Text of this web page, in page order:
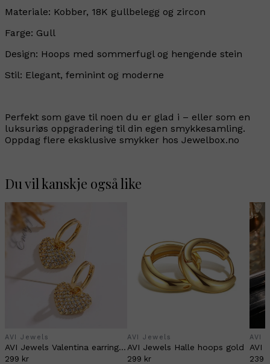
Materiale: Kobber, 18K gullbelegg og zircon
Farge: Gull
Design: Hoops med sommerfugl og hengende stein
Stil: Elegant, feminint og moderne
Perfekt som gave til noen du er glad i – eller som en
luksuriøs oppgradering til din egen smykkesamling.
Oppdag flere eksklusive smykker hos Jewelbox.no
Du vil kanskje også like
AVI Jewels
AVI Jewels Valentina earrings gold
299 kr
AVI Jewels
AVI Jewels Halle hoops gold
299 kr
AVI
239